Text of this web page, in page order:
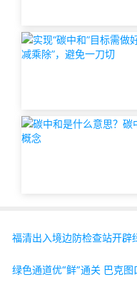
福清出入境边防检查站开辟
绿色通道优“鲜”通关 巴克